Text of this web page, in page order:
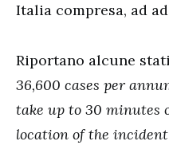
Italia compresa, ad
Riportano alcune
36,600 cases per
take up to 30 minutes
location of the incident